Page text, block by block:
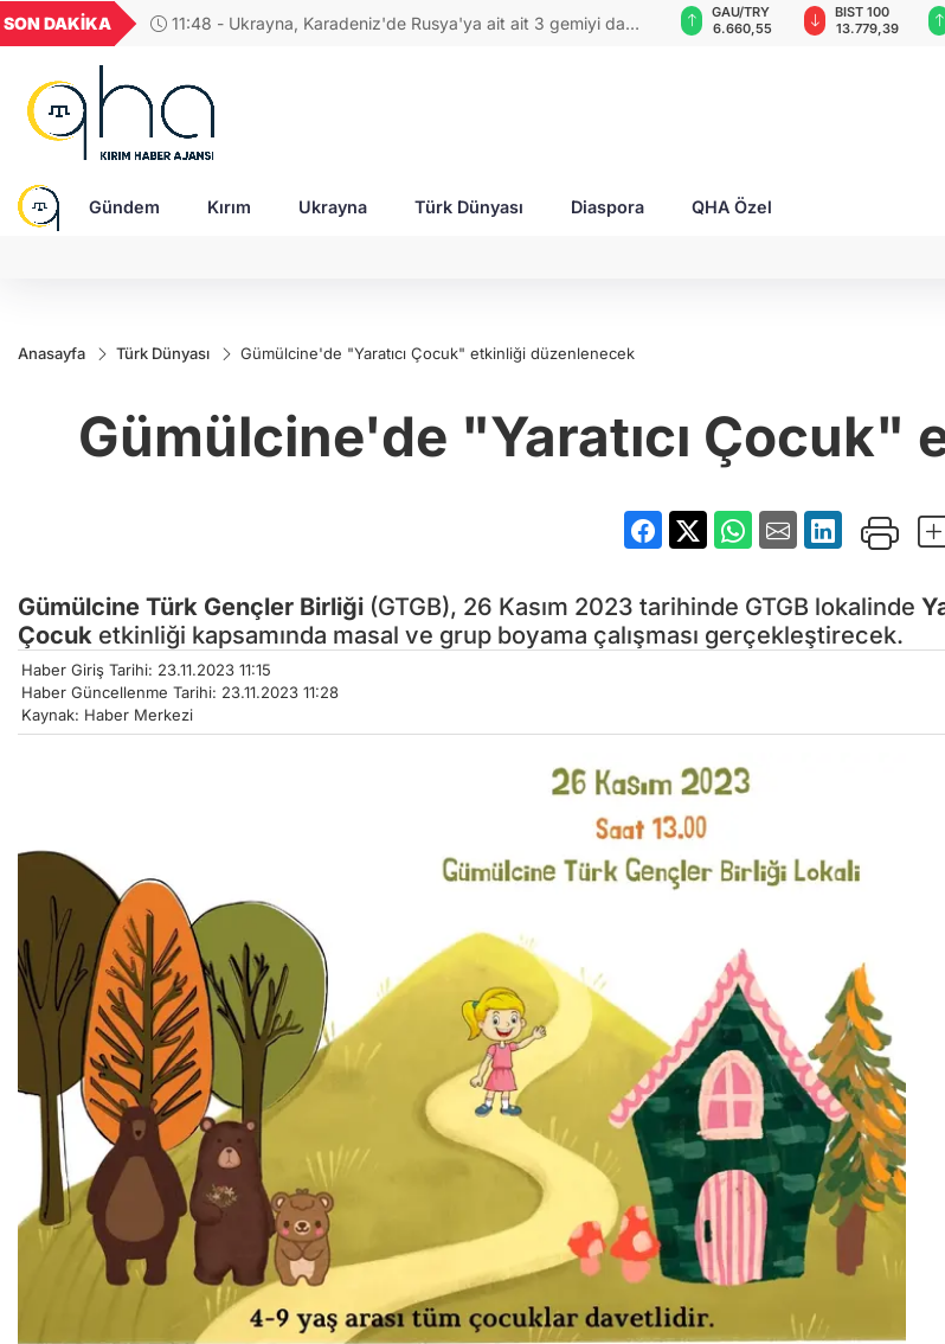
SON DAKİKA
11:17 - Artvin açıklarında İDA paniği: SAS komandoları
1,1849
GEL
18,2677
16,3788
27,9743
0,0018
GAU/TRY
6.660,55
BIST 100
13.779,39
USD
47,6787
Gündem Kırım Ukrayna Türk Dünyası Diaspora QHA Özel
Anasayfa Türk Dünyası Gümülcine'de "Yaratıcı Çocuk" etkinliği düzenlenecek
Gümülcine'de "Yaratıcı
Gümülcine Türk Gençler Birliği (GTGB), 26 Kasım 2023 tarihinde GTGB lokalinde
Çocuk etkinliği kapsamında masal ve grup boyama çalışması gerçekleştirecek.
Haber Giriş Tarihi: 23.11.2023 11:15
Haber Güncellenme Tarihi: 23.11.2023 11:28
Kaynak: Haber Merkezi